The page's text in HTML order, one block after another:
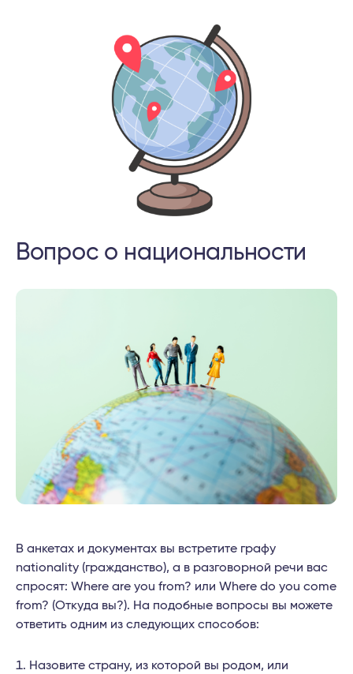
Вопрос о национальности
В анкетах и документах вы встретите графу
nationality (гражданство), а в разговорной речи вас
спросят: Where are you from? или Where do you come
from? (Откуда вы?). На подобные вопросы вы можете
ответить одним из следующих способов:
Назовите страну, из которой вы родом, или